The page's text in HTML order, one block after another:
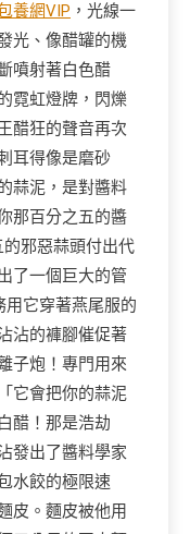
養網VIP ，光線一
光、像醋罐的機
噴射著白色醋
霓虹燈牌，閃爍
醋狂的聲音再次
耳得像是磨砂
蒜泥，是對醬料
那百分之五的醬
的邪惡蒜頭付出代
了一個巨大的管
用它穿著燕尾服的
沾的褲腳催促著
子炮！專門用來
它會把你的蒜泥
醋！那是浩劫
發出了醬料學家
水餃的極限速
皮。麵皮被他用